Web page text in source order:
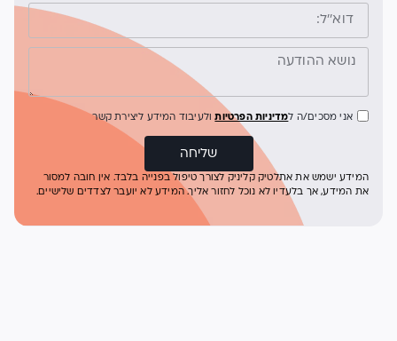
אני מסכים/ה למדיניות הפרטיותולעיבוד המידע ליצירת קשר
שליחה
המידע ישמש את אתלטיק קליניק לצורך טיפול בפנייה בלבד. אין חובה למסור
את המידע, אך בלעדיו לא נוכל לחזור אליך. המידע לא יועבר לצדדים שלישיים.